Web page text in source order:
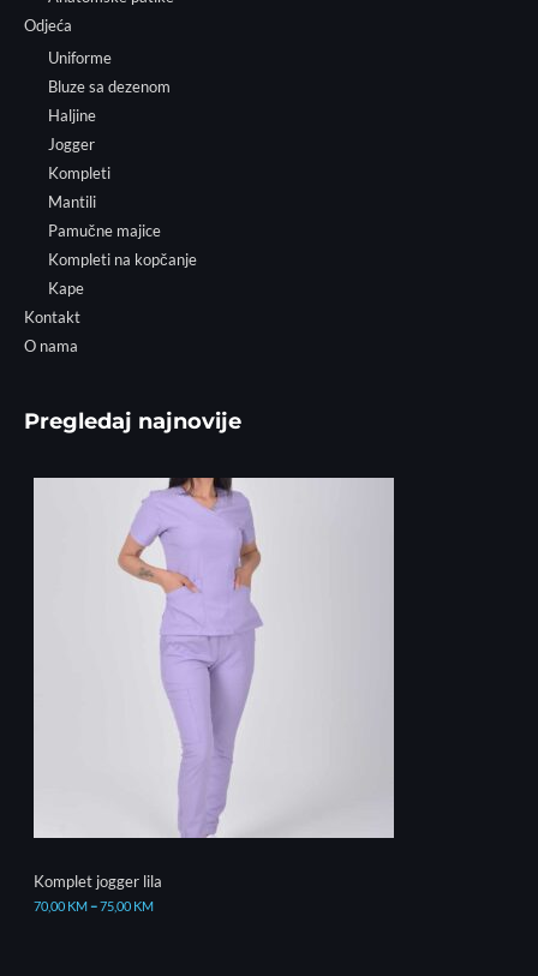
Odjeća
Uniforme
Bluze sa dezenom
Haljine
Jogger
Kompleti
Mantili
Pamučne majice
Kompleti na kopčanje
Kape
Kontakt
O nama
Pregledaj najnovije
Komplet jogger lila
70,00 KM–75,00 KM